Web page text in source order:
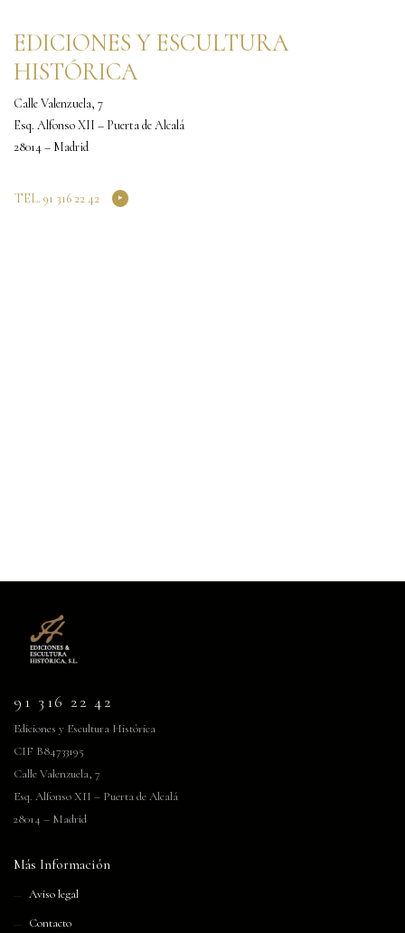
EDICIONES Y ESCULTURA
HISTÓRICA
Calle Valenzuela, 7
Esq. Alfonso XII – Puerta de Alcalá
28014 – Madrid
TEL. 91 316 22 42
91 316 22 42
Ediciones y Escultura Histórica
CIF B84733195
Calle Valenzuela, 7
Esq. Alfonso XII – Puerta de Alcalá
28014 – Madrid
Más Información
Aviso legal
Contacto